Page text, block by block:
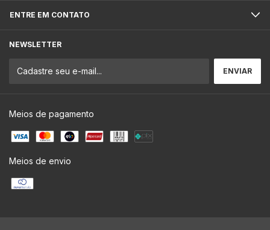
ENTRE EM CONTATO
NEWSLETTER
Meios de pagamento
Meios de envio